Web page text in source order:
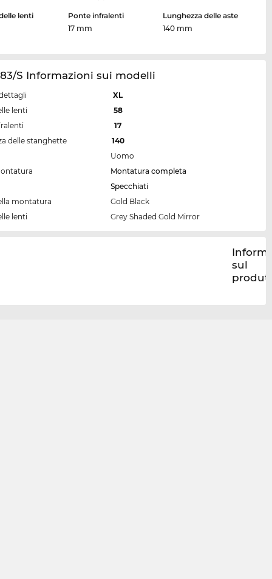
lenti
Ponte infralenti
17 mm
Lunghezza delle aste
140 mm
S Informazioni sui modelli
XL
lenti
58
17
delle stanghette
140
Uomo
Montatura completa
Specchiati
montatura
Gold Black
lenti
Grey Shaded Gold Mirror
sul